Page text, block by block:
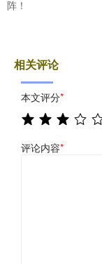
阵！
相关评论
本文评分*
评论内容*